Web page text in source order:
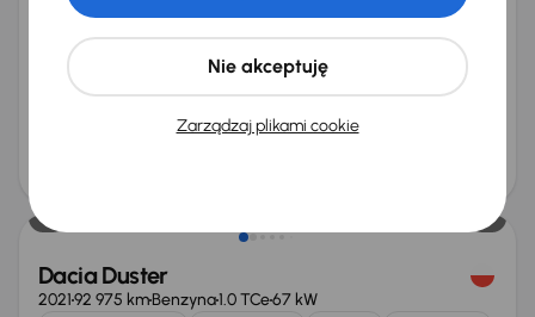
Od pierwszego właściciela
Salon Polska
+6 kolejnych
od 351 zł 56 000 zł
Najniższa cena z 30 dni przed
Cena po obniżce
Dacia Duster
202192 975 kmBenzyna1.0 TCe67 kW
Zarządzaj plikami cookie
Nie akceptuję